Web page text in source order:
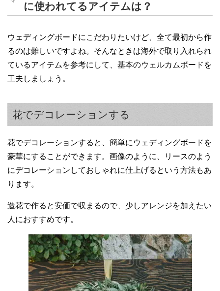
に使われてるアイテムは？
ウェディングボードにこだわりたいけど、全て最初から作
るのは難しいですよね。そんなときは海外で取り入れられ
ているアイテムを参考にして、基本のウェルカムボードを
工夫しましょう。
花でデコレーションする
花でデコレーションすると、簡単にウェディングボードを
豪華にすることができます。画像のように、リースのよう
にデコレーションしておしゃれに仕上げるという方法もあ
ります。
造花で作ると安価で収まるので、少しアレンジを加えたい
人におすすめです。